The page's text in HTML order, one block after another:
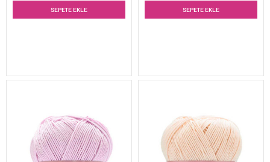
SEPETE EKLE SEPETE EKLE